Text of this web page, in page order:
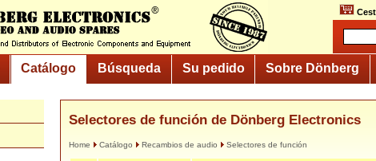
Catálogo Búsqueda Su pedido Sobre Dönberg
Selectores de función de Dönberg Electronics
Home Catálogo Recambios de audio Selectores de función